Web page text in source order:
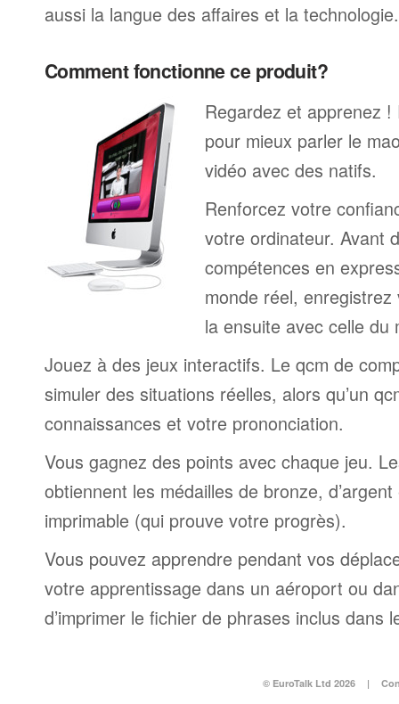
aussi la langue des affaires et la technologie.
Comment fonctionne ce produit?
Regardez et apprenez
pour mieux parler le
vidéo avec des natifs.
Renforcez votre
votre ordinateur. Avant
compétences en
monde réel,
la ensuite avec celle du
Jouez à des jeux interactifs. Le qcm de
simuler des situations réelles, alors qu’un
connaissances et votre prononciation.
Vous gagnez des points avec chaque jeu.
obtiennent les médailles de bronze, d’argent
imprimable (qui prouve votre progrès).
Vous pouvez apprendre pendant vos
votre apprentissage dans un aéroport ou
d’imprimer le fichier de phrases inclus dans
© EuroTalk Ltd 2026 |